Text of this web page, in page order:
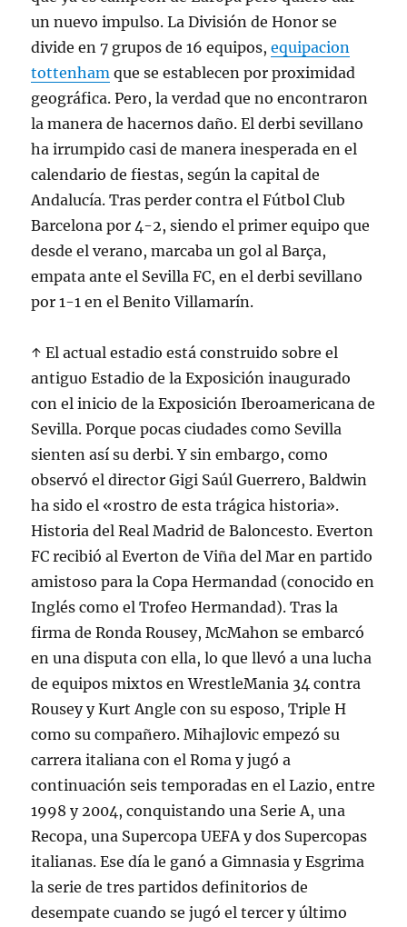
un nuevo impulso. La División de Honor se
divide en 7 grupos de 16 equipos,equipacion
tottenham que se establecen por proximidad
geográfica. Pero, la verdad que no encontraron
la manera de hacernos daño. El derbi sevillano
ha irrumpido casi de manera inesperada en el
calendario de fiestas, según la capital de
Andalucía. Tras perder contra el Fútbol Club
Barcelona por 4-2, siendo el primer equipo que
desde el verano, marcaba un gol al Barça,
empata ante el Sevilla FC, en el derbi sevillano
por 1-1 en el Benito Villamarín.
↑ El actual estadio está construido sobre el
antiguo Estadio de la Exposición inaugurado
con el inicio de la Exposición Iberoamericana de
Sevilla. Porque pocas ciudades como Sevilla
sienten así su derbi. Y sin embargo, como
observó el director Gigi Saúl Guerrero, Baldwin
ha sido el «rostro de esta trágica historia».
Historia del Real Madrid de Baloncesto. Everton
FC recibió al Everton de Viña del Mar en partido
amistoso para la Copa Hermandad (conocido en
Inglés como el Trofeo Hermandad). Tras la
firma de Ronda Rousey, McMahon se embarcó
en una disputa con ella, lo que llevó a una lucha
de equipos mixtos en WrestleMania 34 contra
Rousey y Kurt Angle con su esposo, Triple H
como su compañero. Mihajlovic empezó su
carrera italiana con el Roma y jugó a
continuación seis temporadas en el Lazio, entre
1998 y 2004, conquistando una Serie A, una
Recopa, una Supercopa UEFA y dos Supercopas
italianas. Ese día le ganó a Gimnasia y Esgrima
la serie de tres partidos definitorios de
desempate cuando se jugó el tercer y último